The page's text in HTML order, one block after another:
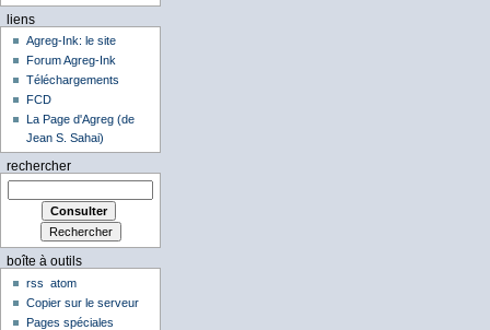
liens
Agreg-Ink: le site
Forum Agreg-Ink
Téléchargements
FCD
La Page d'Agreg (de
Jean S. Sahai)
rechercher
boîte à outils
rss
atom
Copier sur le serveur
Pages spéciales